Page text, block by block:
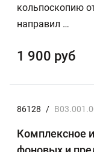
кольпоскопию
направил …
1 900 руб
86128 /
Комплексное